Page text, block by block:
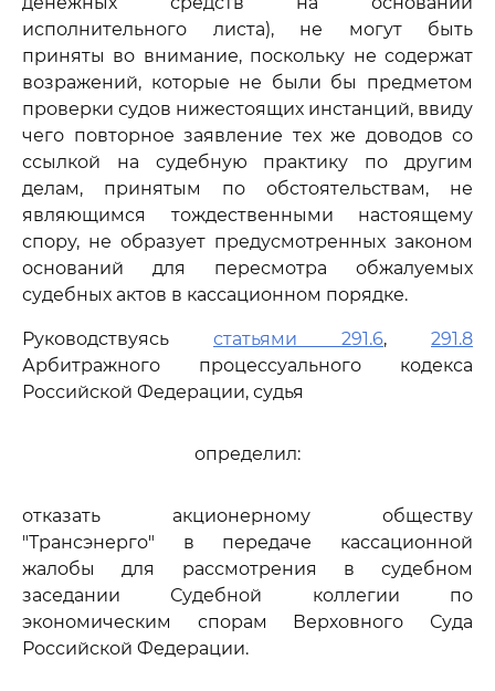
исполнительного листа), не могут быть
приняты во внимание, поскольку не содержат
возражений, которые не были бы предметом
проверки судов нижестоящих инстанций, ввиду
чего повторное заявление тех же доводов со
ссылкой на судебную практику по другим
делам, принятым по обстоятельствам, не
являющимся тождественными настоящему
спору, не образует предусмотренных законом
оснований для пересмотра обжалуемых
судебных актов в кассационном порядке.
Руководствуясь статьями 291.6, 291.8
Арбитражного процессуального кодекса
Российской Федерации, судья
определил:
отказать акционерному обществу
"Трансэнерго" в передаче кассационной
жалобы для рассмотрения в судебном
заседании Судебной коллегии по
экономическим спорам Верховного Суда
Российской Федерации.